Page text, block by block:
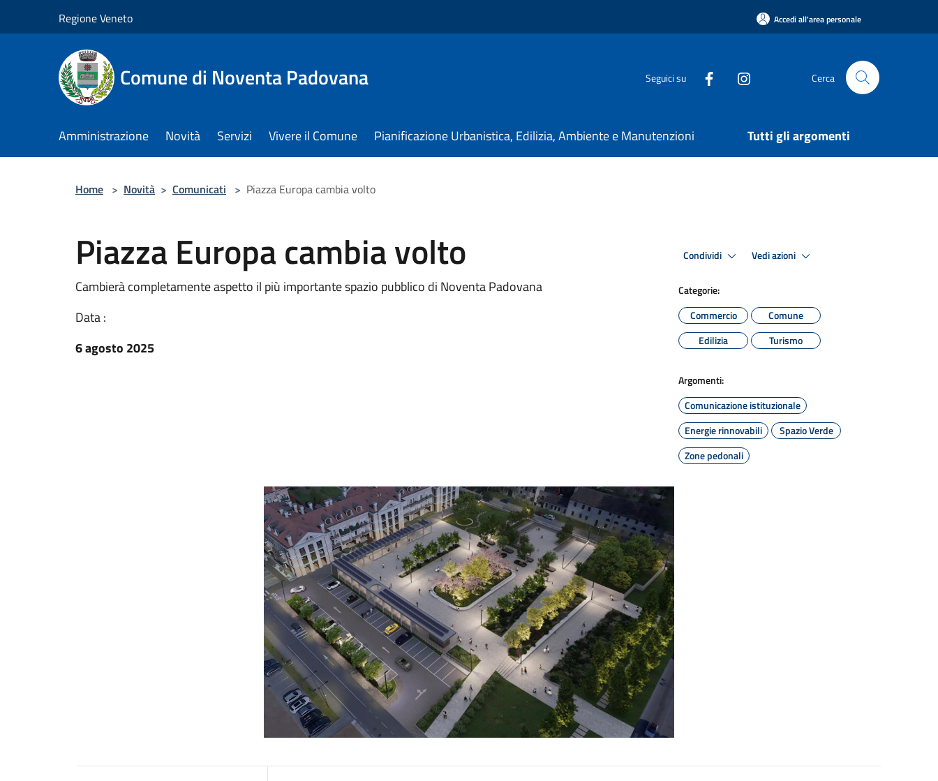
Regione Veneto Accedi all'area personale
Comune di Noventa Padovana Seguici su Cerca
Amministrazione Novità Servizi Vivere il Comune Pianificazione Urbanistica, Edilizia, Ambiente e Manutenzioni Tutti gli argomenti
Home > Novità > Comunicati > Piazza Europa cambia volto
Piazza Europa cambia volto
Cambierà completamente aspetto il più importante spazio pubblico di Noventa Padovana
Data :
6 agosto 2025
Condividi Vedi azioni
Categorie:
Commercio
Comune
Edilizia
Turismo
Argomenti:
Comunicazione istituzionale
Energie rinnovabili
Spazio Verde
Zone pedonali